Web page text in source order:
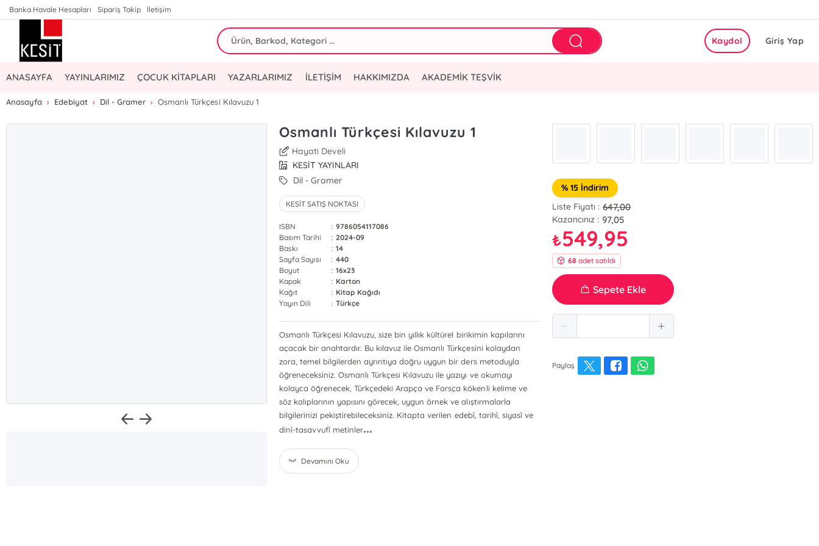
Banka Havale Hesapları Sipariş Takip İletişim
Giriş Yap
Kaydol
ANASAYFA YAYINLARIMIZ ÇOCUK KİTAPLARI YAZARLARIMIZ İLETİŞİM HAKKIMIZDA AKADEMİK TEŞVİK
Anasayfa Edebiyat Dil - Gramer Osmanlı Türkçesi Kılavuzu 1
Osmanlı Türkçesi Kılavuzu 1
Hayati Develi
KESİT YAYINLARI
Dil - Gramer
KESİT SATIŞ NOKTASI
ISBN : 9786054117086
Basım Tarihi
: 2024-09
Baskı
: 14
Sayfa Sayısı
: 440
Boyut
: 16x23
Kapak
: Karton
Kağıt
: Kitap Kağıdı
Yayın Dili
: Türkçe
Osmanlı Türkçesi Kılavuzu, size bin yıllık kültürel birikimin kapılarını
açacak bir anahtardır. Bu kılavuz ile Osmanlı Türkçesini kolaydan
zora, temel bilgilerden ayrıntıya doğru uygun bir ders metoduyla
öğreneceksiniz. Osmanlı Türkçesi Kılavuzu ile yazıyı ve okumayı
kolayca öğrenecek, Türkçedeki Arapça ve Farsça kökenli kelime ve
söz kalıplarının yapısını görecek, uygun örnek ve alıştırmalarla
bilgilerinizi pekiştirebileceksiniz. Kitapta verilen edebî, tarihî, siyasî ve
dinî-tasavvufî metinler...
Devamını Oku
% 15 İndirim
Liste Fiyatı : 647,00
Kazancınız : 97,05
₺549,95
68 adet satıldı
Sepete Ekle
Paylaş